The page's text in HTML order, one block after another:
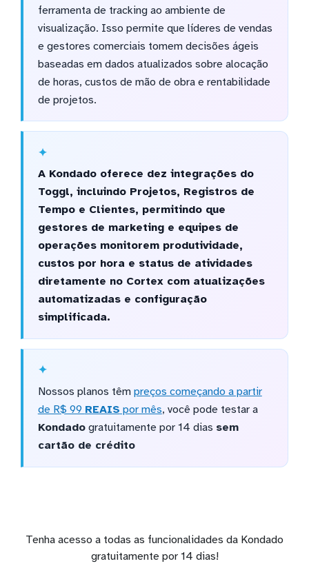
ferramenta de tracking ao ambiente de
visualização. Isso permite que líderes de vendas
e gestores comerciais tomem decisões ágeis
baseadas em dados atualizados sobre alocação
de horas, custos de mão de obra e rentabilidade
de projetos.
A Kondado oferece dez integrações do
Toggl, incluindo Projetos, Registros de
Tempo e Clientes, permitindo que
gestores de marketing e equipes de
operações monitorem produtividade,
custos por hora e status de atividades
diretamente no Cortex com atualizações
automatizadas e configuração
simplificada.
Nossos planos têm preços começando a partir
de R$ 99 REAIS por mês, você pode testar a
Kondadogratuitamente por 14 dias sem
cartão de crédito
Tenha acesso a todas as funcionalidades da Kondado
gratuitamente por 14 dias!